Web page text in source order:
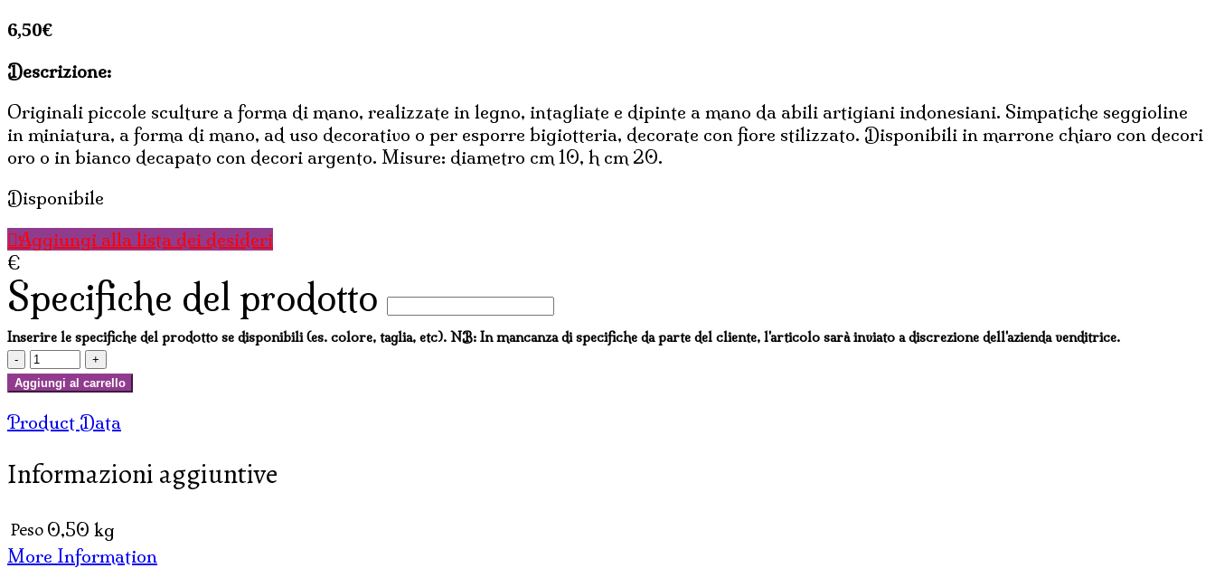
6,50€
Descrizione:
Originali piccole sculture a forma di mano, realizzate in legno, intagliate e dipinte a mano da abili artigiani indonesiani. Simpatiche seggioline
in miniatura, a forma di mano, ad uso decorativo o per esporre bigiotteria, decorate con fiore stilizzato. Disponibili in marrone chiaro con decori
oro o in bianco decapato con decori argento. Misure: diametro cm 10, h cm 20.
Disponibile
Aggiungi alla lista dei desideri
€
Specifiche del prodotto
Inserire le specifiche del prodotto se disponibili (es. colore, taglia, etc). NB: In mancanza di specifiche da parte del cliente, l'articolo sarà inviato a discrezione dell'azienda venditrice.
SEDIA
MANO
LEGNO
CM
Aggiungi al carrello
Product Data
Informazioni aggiuntive
Peso 0,50 kg
More Information